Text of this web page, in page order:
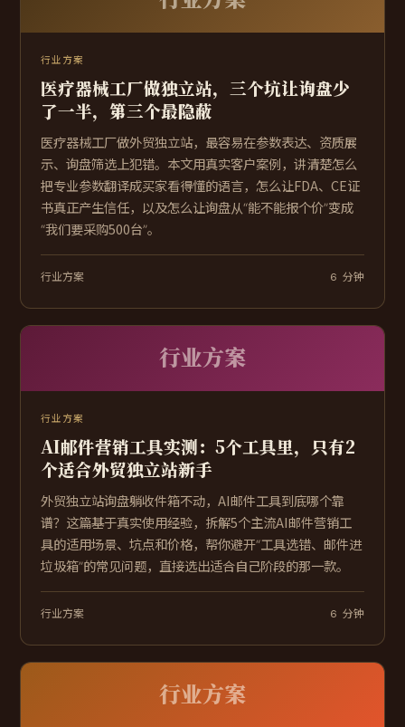
行业方案
医疗器械工厂做独立站，三个坑让询盘少
了一半，第三个最隐蔽
医疗器械工厂做外贸独立站，最容易在参数表达、资质展
示、询盘筛选上犯错。本文用真实客户案例，讲清楚怎么
把专业参数翻译成买家看得懂的语言，怎么让FDA、CE证
书真正产生信任，以及怎么让询盘从“能不能报个价”变成
“我们要采购500台”。
行业方案 6 分钟
行业方案
行业方案
AI邮件营销工具实测：5个工具里，只有2
个适合外贸独立站新手
外贸独立站询盘躺收件箱不动，AI邮件工具到底哪个靠
谱？这篇基于真实使用经验，拆解5个主流AI邮件营销工
具的适用场景、坑点和价格，帮你避开“工具选错、邮件进
垃圾箱”的常见问题，直接选出适合自己阶段的那一款。
行业方案 6 分钟
行业方案